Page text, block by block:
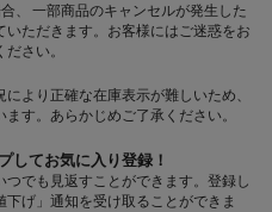
、 一部商品のキャンセルが発生した
ただきます。お客様にはご迷惑をお
さい。
より正確な在庫表示が難しいため、
す。あらかじめご了承ください。
してお気に入り登録！
でも見返すことができます。登録し
げ」通知を受け取ることができま